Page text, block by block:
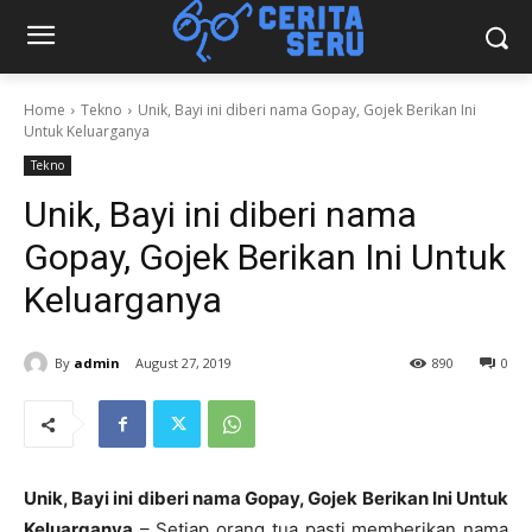
Home Tekno
Unik, Bayi ini diberi nama Gopay, Gojek Berikan Ini
Untuk Keluarganya
Tekno
Unik, Bayi ini diberi nama
Gopay, Gojek Berikan Ini Untuk
Keluarganya
By admin August 27, 2019 0
890
Unik, Bayi ini diberi nama Gopay, Gojek Berikan Ini Untuk